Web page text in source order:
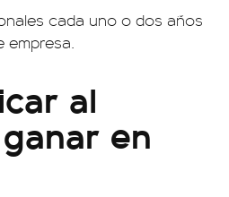
cada uno o dos años
empresa.
al
en